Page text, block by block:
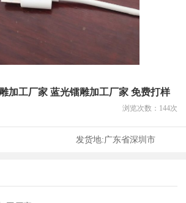
加工厂家 蓝光镭雕加工厂家 免费打样
浏览次数： 144次
发货地:广东省深圳市